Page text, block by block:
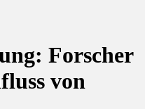
Forscher
von